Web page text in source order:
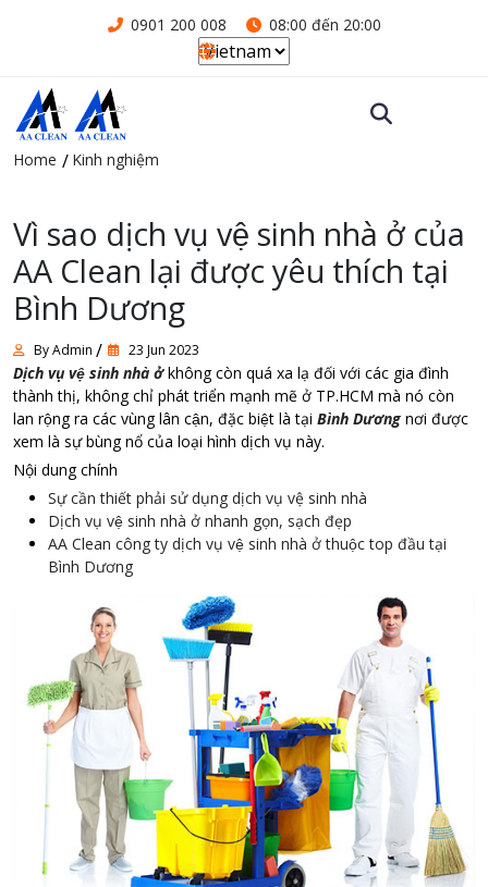
0901 200 008 08:00 đến 20:00
Home Kinh nghiệm
Vì sao dịch vụ vệ sinh nhà ở của
AA Clean lại được yêu thích tại
Bình Dương
By Admin 23 Jun 2023
Dịch vụ vệ sinh nhà ởkhông còn quá xa lạ đối với các gia đình
thành thị, không chỉ phát triển mạnh mẽ ở TP.HCM mà nó còn
lan rộng ra các vùng lân cận, đặc biệt là tại Bình Dương nơi được
xem là sự bùng nổ của loại hình dịch vụ này.
Nội dung chính
Sự cần thiết phải sử dụng dịch vụ vệ sinh nhà
Dịch vụ vệ sinh nhà ở nhanh gọn, sạch đẹp
AA Clean công ty dịch vụ vệ sinh nhà ở thuộc top đầu tại
Bình Dương